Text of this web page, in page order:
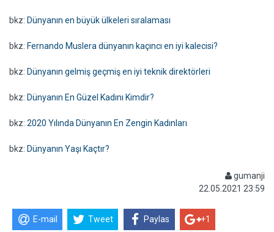
bkz: Dünyanın en büyük ülkeleri sıralaması
bkz: Fernando Muslera dünyanın kaçıncı en iyi kalecisi?
bkz: Dünyanın gelmiş geçmiş en iyi teknik direktörleri
bkz: Dünyanın En Güzel Kadını Kimdir?
bkz: 2020 Yılında Dünyanın En Zengin Kadınları
bkz: Dünyanın Yaşı Kaçtır?
gumanji
22.05.2021 23:59
E-mail Tweet Paylas +1